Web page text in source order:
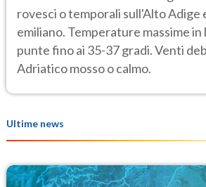
rovesci o temporali sull'Alto Adige
emiliano. Temperature massime in
punte fino ai 35-37 gradi. Venti
Adriatico mosso o calmo.
Ultime news